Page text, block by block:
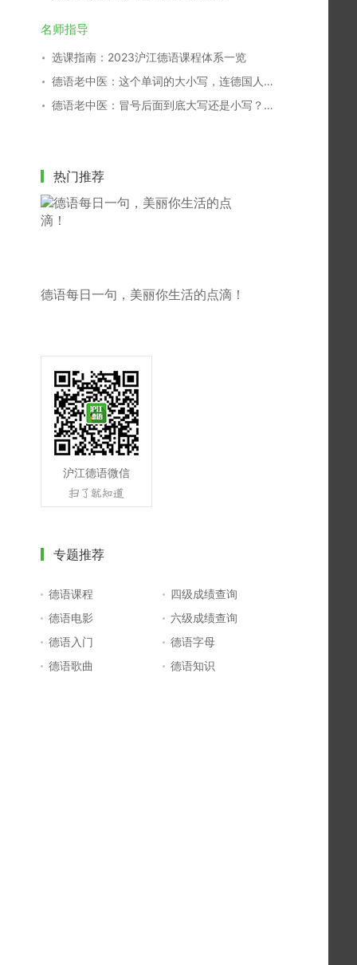
名师指导
选课指南：2023沪江德语课程体系一览
德语老中医：这个单词的大小写，连德国人都搞不清！
德语老中医：冒号后面到底大写还是小写？别再傻傻分不清！
热门推荐
德语每日一句，美丽你生活的点滴！
沪江德语微信
专题推荐
德语课程
四级成绩查询
德语电影
六级成绩查询
德语入门
德语字母
德语歌曲
德语知识